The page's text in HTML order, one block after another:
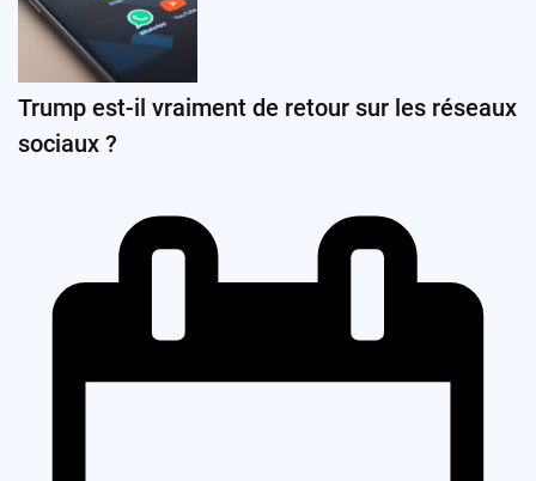
Trump est-il vraiment de retour sur les réseaux
sociaux ?